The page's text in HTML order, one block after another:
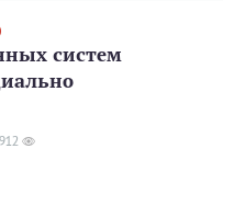
систем